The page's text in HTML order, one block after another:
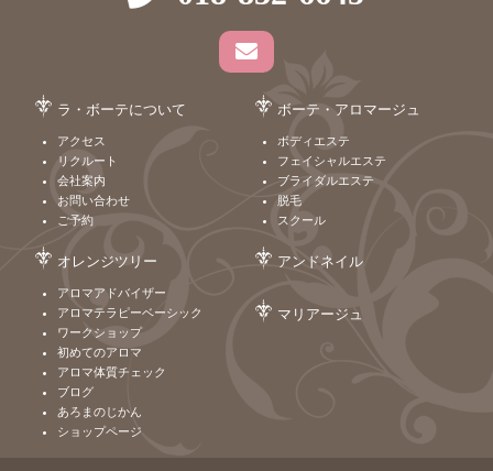
ラ・ボーテについて
アクセス
リクルート
会社案内
お問い合わせ
ご予約
ボーテ・アロマージュ
ボディエステ
フェイシャルエステ
ブライダルエステ
脱毛
スクール
オレンジツリー
アロマアドバイザー
アロマテラピーベーシック
ワークショップ
初めてのアロマ
アロマ体質チェック
ブログ
あろまのじかん
ショップページ
アンドネイル
マリアージュ